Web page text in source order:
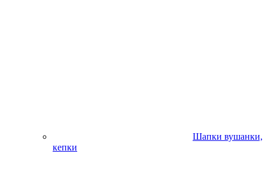
Шапки вушанки,
кепки